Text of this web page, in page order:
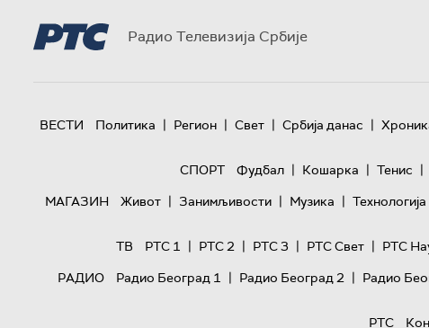
Радио Телевизија Србије
ВЕСТИ Политика | Регион | Свет | Србија данас |
СПОРТ
Фудбал | Кошарка | Тенис |
МАГАЗИН
Живот | Занимљивости | Музика | Технологијa
ТВ
РТС 1 | РТС 2 | РТС 3 | РТС Свет | РТС
РАДИО
Радио Београд 1 | Радио Београд 2 | Радио
РТС